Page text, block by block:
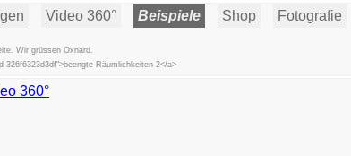
Video 360° Beispiele Shop Fotografie
Wir grüssen Oxnard.
Räumlichkeiten 2</a>
360°